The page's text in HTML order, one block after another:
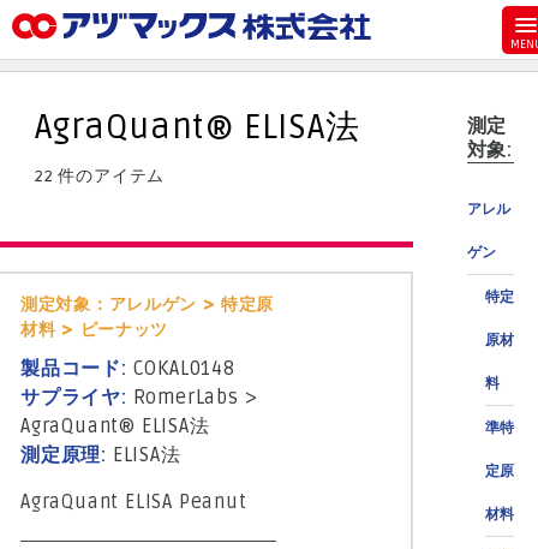
お気に入り
お買い物カゴ
主要取扱ブランド
製品検索
見積発行
測定
対象:
アレル
ゲン
特定
原材
料
準特
定原
材料
AgraQuant® ELISA法
22 件のアイテム
測定対象：アレルゲン > 特定原
材料 > ピーナッツ
製品コード: COKAL0148
サプライヤ: RomerLabs >
AgraQuant® ELISA法
測定原理: ELISA法
AgraQuant ELISA Peanut